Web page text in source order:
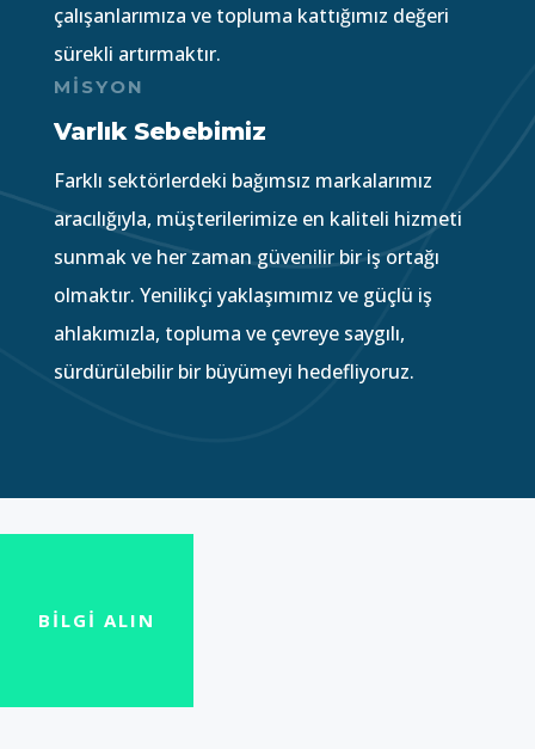
çalışanlarımıza ve topluma kattığımız değeri
sürekli artırmaktır.
MİSYON
Varlık Sebebimiz
Farklı sektörlerdeki bağımsız markalarımız
aracılığıyla, müşterilerimize en kaliteli hizmeti
sunmak ve her zaman güvenilir bir iş ortağı
olmaktır. Yenilikçi yaklaşımımız ve güçlü iş
ahlakımızla, topluma ve çevreye saygılı,
sürdürülebilir bir büyümeyi hedefliyoruz.
BİLGİ ALIN